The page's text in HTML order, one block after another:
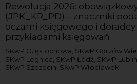
Rewolucja 2026:
(JPK_KR_PD) – znaczniki
oczami księgowego i
przykładami księgowań
SKwP Częstochowa, SKwP Gorzów
SKwP Legnica, SKwP Łódź, SKwP
SKwP Szczecin, SKwP Włocławek